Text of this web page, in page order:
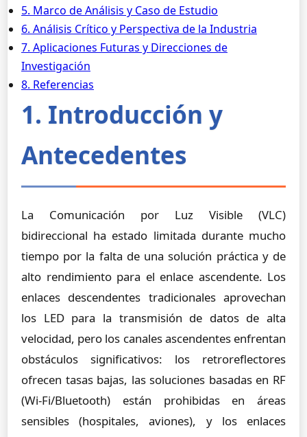
5. Marco de Análisis y Caso de Estudio
6. Análisis Crítico y Perspectiva de la Industria
7. Aplicaciones Futuras y Direcciones de
Investigación
8. Referencias
1. Introducción y
Antecedentes
La Comunicación por Luz Visible (VLC)
bidireccional ha estado limitada durante mucho
tiempo por la falta de una solución práctica y de
alto rendimiento para el enlace ascendente. Los
enlaces descendentes tradicionales aprovechan
los LED para la transmisión de datos de alta
velocidad, pero los canales ascendentes enfrentan
obstáculos significativos: los retroreflectores
ofrecen tasas bajas, las soluciones basadas en RF
(Wi-Fi/Bluetooth) están prohibidas en áreas
sensibles (hospitales, aviones), y los enlaces